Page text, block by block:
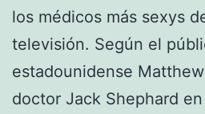
los médicos más sexys
televisión. Según el
estadounidense
doctor Jack Shephard